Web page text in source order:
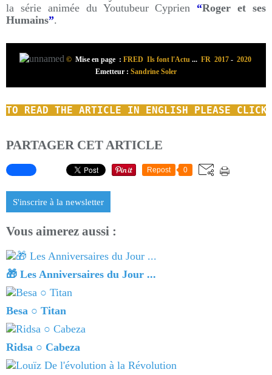
la série animée du Youtubeur Cyprien “Roger et ses
Humains”.
© Mise en page : FRED Ils font l'Actu... FR 2017- 2020
Emetteur : Sandrine Soler
TO READ THE ARTICLE IN ENGLISH PLEASE
PARTAGER CET ARTICLE
Repost 0
S'inscrire à la newsletter
Vous aimerez aussi :
🎁 Les Anniversaires du Jour ...
Besa ○ Titan
Ridsa ○ Cabeza